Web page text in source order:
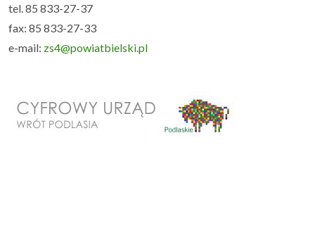
tel. 85 833-27-37
fax: 85 833-27-33
e-mail: zs4@powiatbielski.pl